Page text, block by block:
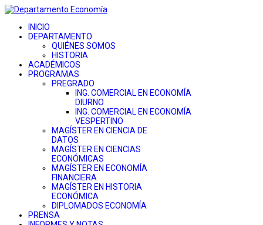
INICIO
DEPARTAMENTO
QUIÉNES SOMOS
HISTORIA
ACADÉMICOS
PROGRAMAS
PREGRADO
ING. COMERCIAL EN ECONOMÍA
DIURNO
ING. COMERCIAL EN ECONOMÍA
VESPERTINO
MAGÍSTER EN CIENCIA DE
DATOS
MAGÍSTER EN CIENCIAS
ECONÓMICAS
MAGÍSTER EN ECONOMÍA
FINANCIERA
MAGÍSTER EN HISTORIA
ECONÓMICA
DIPLOMADOS ECONOMÍA
PRENSA